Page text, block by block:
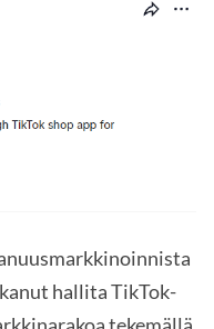
hallita TikTok-